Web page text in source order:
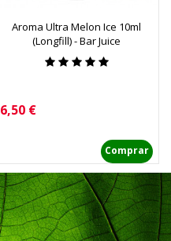
Aroma Ultra Melon Ice 10ml
(Longfill) - Bar Juice
Precio
6,50 €
Comprar